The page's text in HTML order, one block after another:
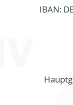
IBAN: